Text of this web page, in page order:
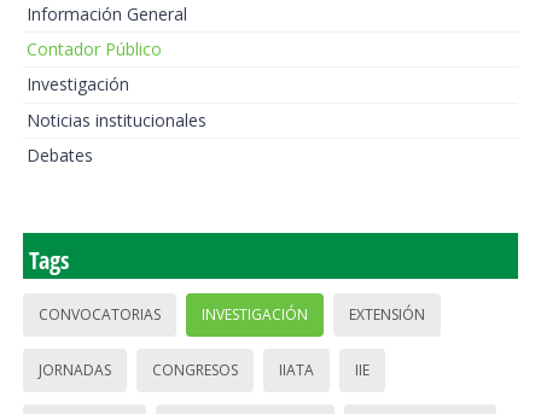
Información General
Contador Público
Investigación
Noticias institucionales
Debates
Tags
CONVOCATORIAS INVESTIGACIÓN EXTENSIÓN
JORNADAS CONGRESOS IIATA IIE